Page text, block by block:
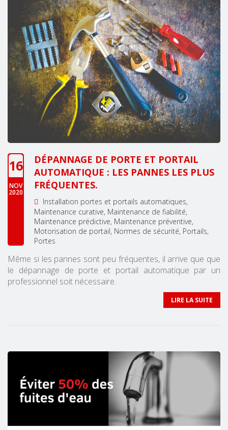
16
NOV
2020
DÉPANNAGE DE PORTE ET PORTAIL
AUTOMATIQUE : LES PANNES LES PLUS
FRÉQUENTES.
Installation portes et portails automatiques
Maintenance curative Maintenance de fiabilité
Maintenance prédictive Maintenance préventive
Motorisation de portail Normes de sécurité Portails
Portes
Même si les pannes sont peu fréquentes, il arrive que que
le dépannage de porte et portail automatique par un
professionnel soit nécessaire.
LIRE LA SUITE